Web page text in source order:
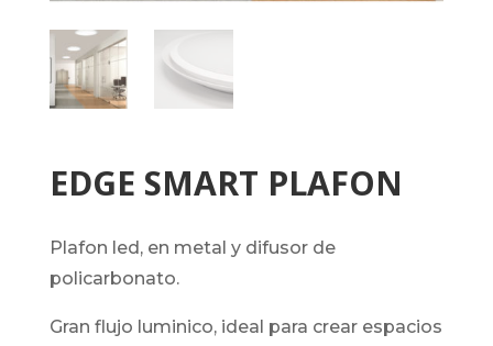
EDGE SMART PLAFON
plafon led, en metal y difusor de
policarbonato.
gran flujo luminico, ideal para crear espacios